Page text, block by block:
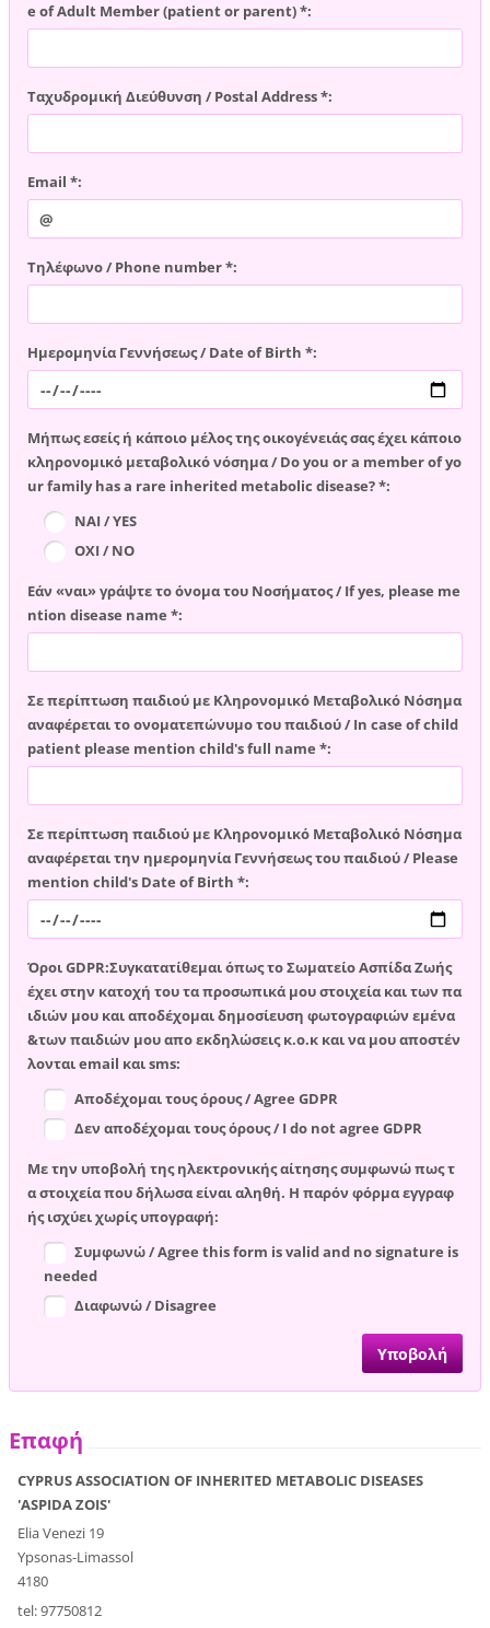
e of Adult Member (patient or parent) *:
Ταχυδρομική Διεύθυνση / Postal Address *:
Email *:
Τηλέφωνο / Phone number *:
Ημερομηνία Γεννήσεως / Date of Birth *:
Μήπως εσείς ή κάποιο μέλος της οικογένειάς σας έχει κάποιο
κληρονομικό μεταβολικό νόσημα / Do you or a member of yo
ur family has a rare inherited metabolic disease? *:
ΝΑΙ / YES
ΟΧΙ / NO
Εάν «ναι» γράψτε το όνομα του Νοσήματος / If yes, please me
ntion disease name *:
Σε περίπτωση παιδιού με Κληρονομικό Μεταβολικό Νόσημα
αναφέρεται το ονοματεπώνυμο του παιδιού / In case of child
patient please mention child's full name *:
Σε περίπτωση παιδιού με Κληρονομικό Μεταβολικό Νόσημα
αναφέρεται την ημερομηνία Γεννήσεως του παιδιού / Please
mention child's Date of Birth *:
Όροι GDPR:Συγκατατίθεμαι όπως το Σωματείο Ασπίδα Ζωής
έχει στην κατοχή του τα προσωπικά μου στοιχεία και των πα
ιδιών μου και αποδέχομαι δημοσίευση φωτογραφιών εμένα
&των παιδιών μου απο εκδηλώσεις κ.ο.κ και να μου αποστέν
λονται email και sms:
Αποδέχομαι τους όρους / Agree GDPR
Δεν αποδέχομαι τους όρους / I do not agree GDPR
Με την υποβολή της ηλεκτρονικής αίτησης συμφωνώ πως τ
α στοιχεία που δήλωσα είναι αληθή. Η παρόν φόρμα εγγραφ
ής ισχύει χωρίς υπογραφή:
Συμφωνώ / Agree this form is valid and no signature is
needed
Διαφωνώ / Disagree
Επαφή
CYPRUS ASSOCIATION OF INHERITED METABOLIC DISEASES
'ASPIDA ZOIS'
Elia Venezi 19
Ypsonas-Limassol
4180
tel: 97750812